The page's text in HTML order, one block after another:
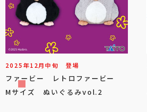
2025年12月中旬 登場
ファービー レトロファービー
Mサイズ ぬいぐるみvol.2